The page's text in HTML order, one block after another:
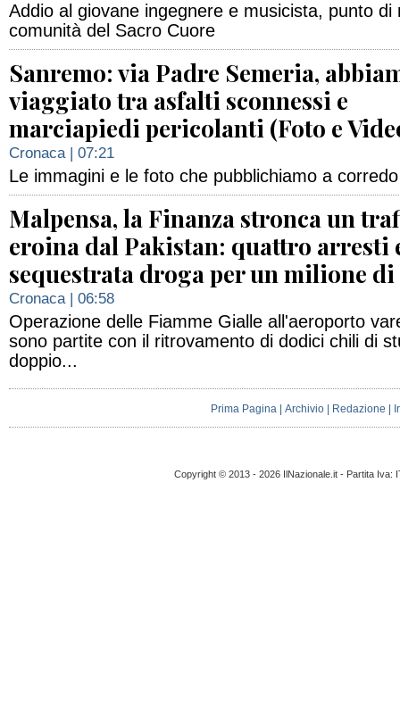
Addio al giovane ingegnere e musicista, punto di
comunità del Sacro Cuore
Sanremo: via Padre Semeria,
viaggiato tra asfalti sconnessi e
marciapiedi pericolanti (Foto e
Cronaca| 07:21
Le immagini e le foto che pubblichiamo a
Malpensa, la Finanza stronca un
eroina dal Pakistan: quattro arresti
sequestrata droga per un milione
Cronaca| 06:58
Operazione delle Fiamme Gialle all'aeroporto
sono partite con il ritrovamento di dodici chili di
doppio...
Prima Pagina |Archivio Redazione
Copyright © 2013 - 2026 IlNazionale.it - Partita Iva: